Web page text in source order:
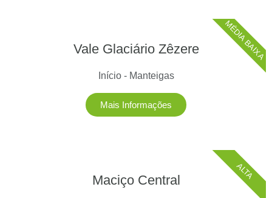
Vale Glaciário Zêzere
Início - Manteigas
Mais Informações
MÉDIA BAIXA
Maciço Central ALTA